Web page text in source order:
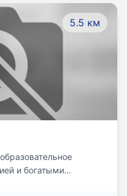
5.5 км
и богатыми